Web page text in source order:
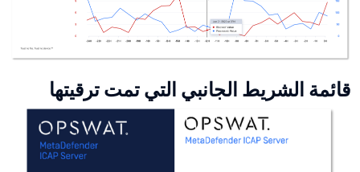
قائمة الشريط الجانبي التي تمت ترقيتها